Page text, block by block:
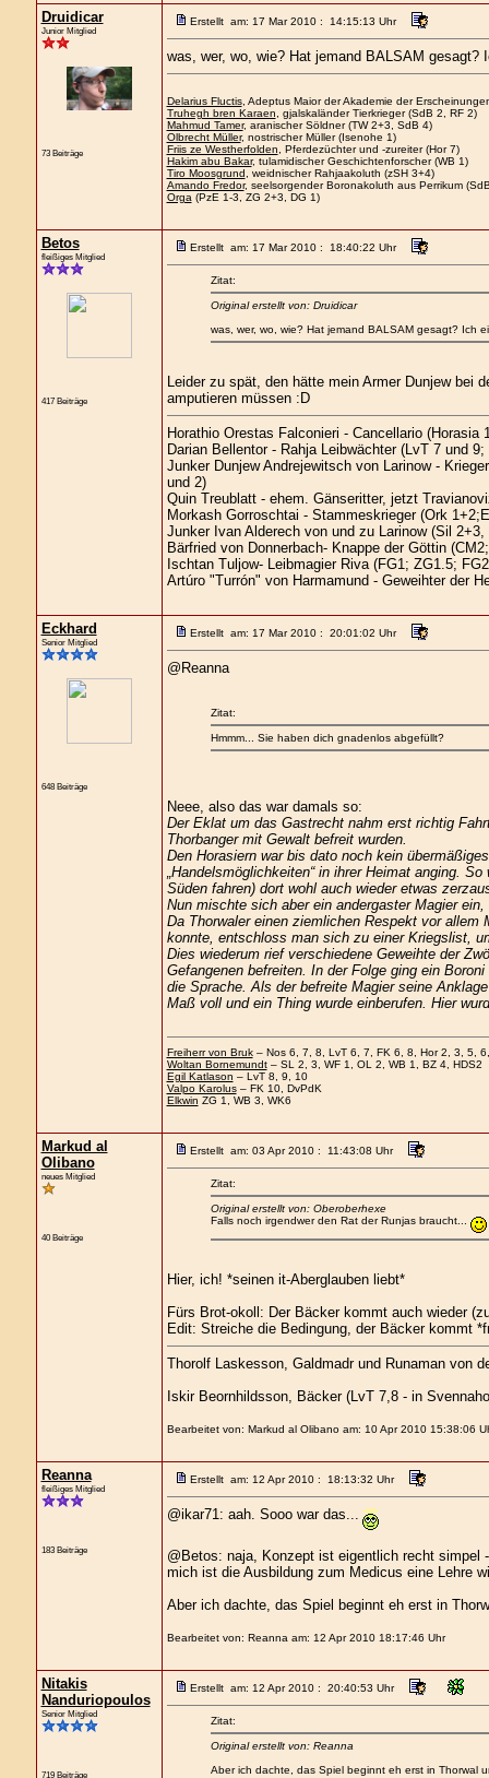
Druidicar
Junior Mitglied
73 Beiträge
Erstellt am: 17 Mar 2010 : 14:15:13 Uhr
was, wer, wo, wie? Hat jemand BALSAM gesagt?
Delarius Fluctis, Adeptus Maior der Akademie der
Truhegh bren Karaen , gjalskaländer Tierkrieger (SdB 2, RF 2)
Mahmud Tamer, aranischer Söldner (TW 2+3, SdB 4)
Olbrecht Müller, nostrischer Müller (Isenohe 1)
Friis ze Westherfolden , Pferdezüchter und -zureiter (Hor 7)
Hakim abu Bakar, tulamidischer Geschichtenforscher (WB 1)
Tiro Moosgrund , weidnischer Rahjaakoluth (zSH 3+4)
Amando Fredor, seelsorgender Boronakoluth aus Perrikum
Orga (PzE 1-3, ZG 2+3, DG 1)
Betos
fleißiges Mitglied
417 Beiträge
Erstellt am: 17 Mar 2010 : 18:40:22 Uhr
Zitat:
Original erstellt von: Druidicar
was, wer, wo, wie? Hat jemand BALSAM gesagt? Ich
Leider zu spät, den hätte mein Armer Dunjew bei
amputieren müssen :D
Horathio Orestas Falconieri - Cancellario (Horasia
Darian Bellentor - Rahja Leibwächter (LvT 7 und
Junker Dunjew Andrejewitsch von Larinow -
und 2)
Quin Treublatt - ehem. Gänseritter, jetzt
Morkash Gorroschtai - Stammeskrieger (Ork
Junker Ivan Alderech von und zu Larinow (Sil 2+3,
Bärfried von Donnerbach- Knappe der Göttin
Ischtan Tuljow- Leibmagier Riva (FG1; ZG1.5;
Artúro "Turrón" von Harmamund - Geweihter der
Eckhard
Senior Mitglied
648 Beiträge
Erstellt am: 17 Mar 2010 : 20:01:02 Uhr
@Reanna
Zitat:
Hmmm... Sie haben dich gnadenlos abgefüllt?
Neee, also das war damals so:
Der Eklat um das Gastrecht nahm erst richtig
Thorbanger mit Gewalt befreit wurden.
Den Horasiern war bis dato noch kein
„Handelsmöglichkeiten“ in ihrer Heimat anging.
Süden fahren) dort wohl auch wieder etwas
Nun mischte sich aber ein andergaster Magier
Da Thorwaler einen ziemlichen Respekt vor
konnte, entschloss man sich zu einer Kriegslist,
Dies wiederum rief verschiedene Geweihte der
Gefangenen befreiten. In der Folge ging ein
die Sprache. Als der befreite Magier seine
Maß voll und ein Thing wurde einberufen. Hier
Freiherr von Bruk– Nos 6, 7, 8, LvT 6, 7, FK 6, 8, Hor 2, 3, 5,
Woltan Bornemundt– SL 2, 3, WF 1, OL 2, WB 1, BZ 4, HDS2
Egil Katlason – LvT 8, 9, 10
Valpo Karolus– FK 10, DvPdK
Elkwin ZG 1, WB 3, WK6
Markud al
Olibano
neues Mitglied
40 Beiträge
Erstellt am: 03 Apr 2010 : 11:43:08 Uhr
Zitat:
Original erstellt von: Oberoberhexe
Falls noch irgendwer den Rat der Runjas braucht...
Hier, ich! *seinen it-Aberglauben liebt*
Fürs Brot-okoll: Der Bäcker kommt auch wieder
Edit: Streiche die Bedingung, der Bäcker kommt
Thorolf Laskesson, Galdmadr und Runaman von
Iskir Beornhildsson, Bäcker (LvT 7,8 - in
Bearbeitet von: Markud al Olibano am: 10 Apr 2010 15:38:06
Reanna
fleißiges Mitglied
183 Beiträge
Erstellt am: 12 Apr 2010 : 18:13:32 Uhr
@ikar71: aah. Sooo war das...
@Betos: naja, Konzept ist eigentlich recht simpel
mich ist die Ausbildung zum Medicus eine Lehre
Aber ich dachte, das Spiel beginnt eh erst in
Bearbeitet von: Reanna am: 12 Apr 2010 18:17:46 Uhr
Nitakis
Nanduriopoulos
Senior Mitglied
719 Beiträge
Erstellt am: 12 Apr 2010 : 20:40:53 Uhr
Zitat:
Original erstellt von: Reanna
Aber ich dachte, das Spiel beginnt eh erst in Thorwal